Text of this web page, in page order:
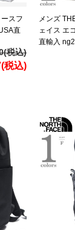
スフ
直
税込)
税込)
メンズ
ェイス エ
直輸入